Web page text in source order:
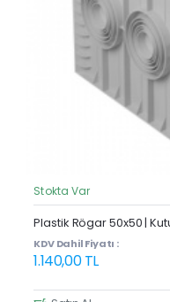
Stokta Var
Plastik Rögar 50x50 |
KDV Dahil Fiyatı :
1.140,00 TL